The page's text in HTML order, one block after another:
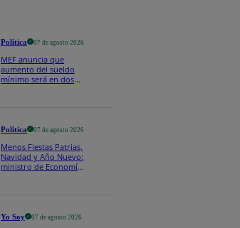
Política 07 de agosto 2026
MEF anuncia que
aumento del sueldo
mínimo será en dos
Política 07 de agosto 2026
Menos Fiestas Patrias,
Navidad y Año Nuevo:
ministro de Economía
Yo Soy 07 de agosto 2026